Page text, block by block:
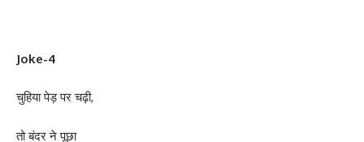
Joke-4
चुहिया पेड़ पर चढ़ी,
तो बंदर ने पूछा